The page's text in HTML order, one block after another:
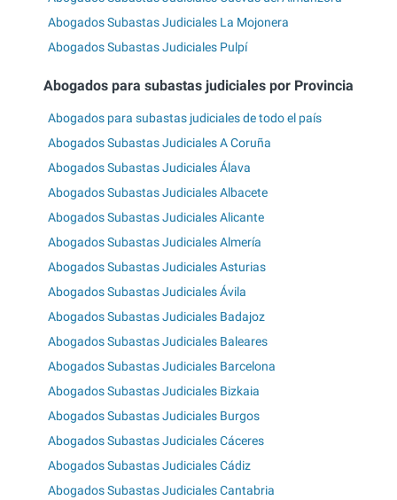
Abogados Subastas Judiciales La Mojonera
Abogados Subastas Judiciales Pulpí
Abogados para subastas judiciales por Provincia
Abogados para subastas judiciales de todo el país
Abogados Subastas Judiciales A Coruña
Abogados Subastas Judiciales Álava
Abogados Subastas Judiciales Albacete
Abogados Subastas Judiciales Alicante
Abogados Subastas Judiciales Almería
Abogados Subastas Judiciales Asturias
Abogados Subastas Judiciales Ávila
Abogados Subastas Judiciales Badajoz
Abogados Subastas Judiciales Baleares
Abogados Subastas Judiciales Barcelona
Abogados Subastas Judiciales Bizkaia
Abogados Subastas Judiciales Burgos
Abogados Subastas Judiciales Cáceres
Abogados Subastas Judiciales Cádiz
Abogados Subastas Judiciales Cantabria